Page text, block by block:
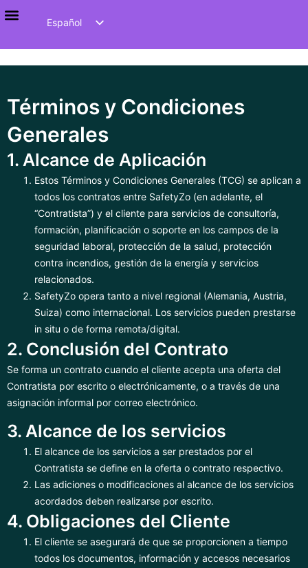
Español
العربية
Términos y Condiciones
Generales
1. Alcance de Aplicación
Estos Términos y Condiciones Generales (TCG) se aplican a
todos los contratos entre SafetyZo (en adelante, el
“Contratista”) y el cliente para servicios de consultoría,
formación, planificación o soporte en los campos de la
seguridad laboral, protección de la salud, protección
contra incendios, gestión de la energía y servicios
relacionados.
SafetyZo opera tanto a nivel regional (Alemania, Austria,
Suiza) como internacional. Los servicios pueden prestarse
in situ o de forma remota/digital.
2. Conclusión del Contrato
Se forma un contrato cuando el cliente acepta una oferta del
Contratista por escrito o electrónicamente, o a través de una
asignación informal por correo electrónico.
3. Alcance de los servicios
El alcance de los servicios a ser prestados por el
Contratista se define en la oferta o contrato respectivo.
Las adiciones o modificaciones al alcance de los servicios
acordados deben realizarse por escrito.
4. Obligaciones del Cliente
El cliente se asegurará de que se proporcionen a tiempo
todos los documentos, información y accesos necesarios